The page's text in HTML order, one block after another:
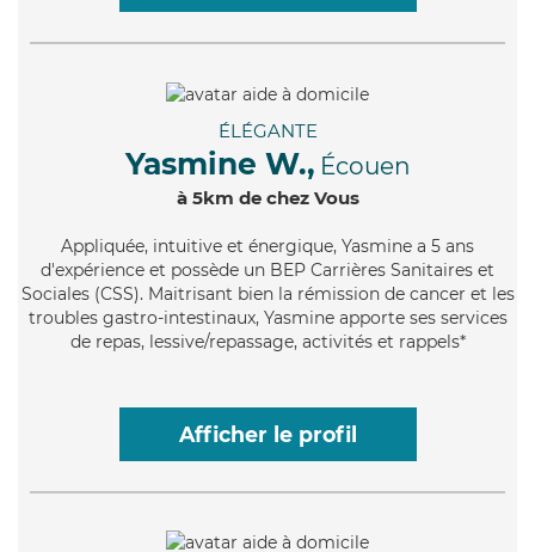
ÉLÉGANTE
Yasmine W., Écouen
à 5km de chez Vous
Appliquée, intuitive et énergique, Yasmine a 5 ans
d'expérience et possède un BEP Carrières Sanitaires et
Sociales (CSS). Maitrisant bien la rémission de cancer et les
troubles gastro-intestinaux, Yasmine apporte ses services
de repas, lessive/repassage, activités et rappels*
Afficher le profil